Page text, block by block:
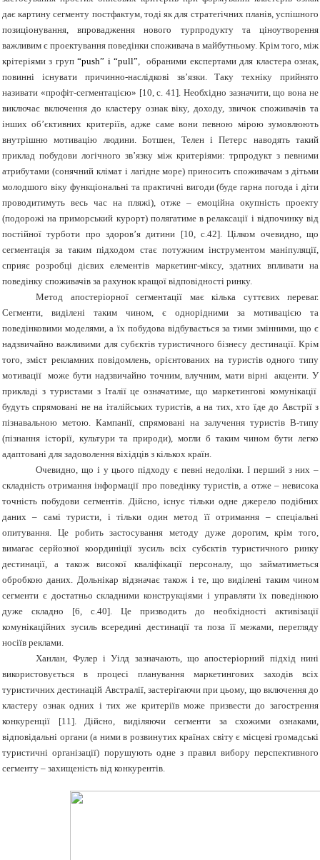
дає картину сегменту постфактум, тоді як для стратегічних планів, успішного
позиціонування, впровадження нового турпродукту та ціноутворення
важливим є проектування поведінки споживача в майбутньому. Крім того, між
крітеріями з груп“push” і “pull” , обраними експертами для кластера ознак,
повинні існувати причинно-наслідкові зв’язки. Таку техніку прийнято
називати «профіт-сегментацією» [10, с. 41]. Необхідно зазначити, що вона не
виключає включення до кластеру ознак віку, доходу, звичок споживачів та
інших об’єктивних критеріїв, адже саме вони певною мірою зумовлюють
внутрішню мотивацію людини. Ботшен, Телен і Петерс наводять такий
приклад побудови логічного зв’язку між критеріями: трпродукт з певними
атрибутами (сонячний клімат і лагідне море) приносить споживачам з дітьми
молодшого віку функціональні та практичні вигоди (буде гарна погода і діти
проводитимуть весь час на пляжі), отже – емоційна окупність проекту
(подорожі на приморський курорт) полягатиме в релаксації і відпочинку від
постійної турботи про здоров’я дитини [10, с.42]. Цілком очевидно, що
сегментація за таким підходом стає потужним інструментом маніпуляції,
сприяє розробці дієвих елементів маркетинг-міксу, здатних впливати на
поведінку споживачів за рахунок кращої відповідності ринку.
Метод апостеріорної сегментації має кілька суттєвих переваг.
Сегменти, виділені таким чином, є однорідними за мотивацією та
поведінковими моделями, а їх побудова відбувається за тими змінними, що є
надзвичайно важливими для субєктів туристичного бізнесу дестинації. Крім
того, зміст рекламних повідомлень, орієнтованих на туристів одного типу
мотивації може бути надзвичайно точним, влучним, мати вірні акценти. У
прикладі з туристами з Італії це означатиме, що маркетингові комунікації
будуть спрямовані не на італійських туристів, а на тих, хто їде до Австрії з
пізнавальною метою. Кампанії, спрямовані на залучення туристів В-типу
(пізнання історії, культури та природи), могли б таким чином бути легко
адаптовані для задоволення віхідців з кількох країн.
Очевидно, що і у цього підходу є певні недоліки. І перший з них –
складність отримання інформації про поведінку туристів, а отже – невисока
точність побудови сегментів. Дійсно, існує тільки одне джерело подібних
даних – самі туристи, і тільки один метод її отримання – спеціальні
опитування. Це робить застосування методу дуже дорогим, крім того,
вимагає серйозної координіції зусиль всіх субєктів туристичного ринку
дестинації, а також високої кваліфікації персоналу, що займатиметься
обробкою даних. Дольнікар відзначає також і те, що виділені таким чином
сегменти є достатньо складними конструкціями і управляти їх поведінкою
дуже складно [6, с.40]. Це призводить до необхідності активізації
комунікаційних зусиль всередині дестинації та поза її межами, перегляду
носіїв реклами.
Ханлан, Фулер і Уілд зазначають, що апостеріорний підхід нині
використовується в процесі планування маркетингових заходів всіх
туристичних дестинацій Австралії, застерігаючи при цьому, що включення до
кластеру ознак одних і тих же критеріїв може призвести до загострення
конкуренції [11]. Дійсно, виділяючи сегменти за схожими ознаками,
відповідальні органи (а ними в розвинутих країнах світу є місцеві громадські
туристичні організації) порушують одне з правил вибору перспективного
сегменту – захищеність від конкурентів.